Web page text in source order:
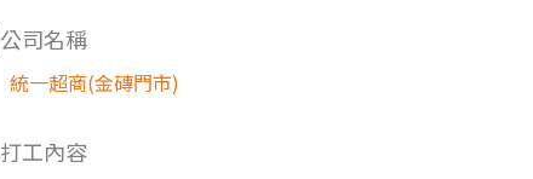
公司名稱
統一超商(金磚門市)
打工內容